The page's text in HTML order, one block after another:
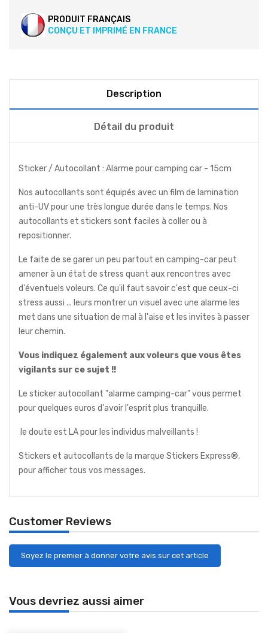
PRODUIT FRANÇAIS
CONÇU ET IMPRIMÉ EN FRANCE
Description
Détail du produit
Sticker / Autocollant : Alarme pour camping car - 15cm
Nos autocollants sont équipés avec un film de lamination
anti-UV pour une très longue durée dans le temps. Nos
autocollants et stickers sont faciles à coller ou à
repositionner.
Le faite de se garer un peu partout en camping-car peut
amener à un état de stress quant aux rencontres avec
d'éventuels voleurs. Ce qu'il faut savoir c'est que ceux-ci
stress aussi ... leurs montrer un visuel avec une alarme les
met dans une situation de mal à l'aise et les invites à passer
leur chemin.
Vous indiquez également aux voleurs que vous êtes
vigilants sur ce sujet !!
Le sticker autocollant "alarme camping-car" vous permet
pour quelques euros d'avoir l'esprit plus tranquille.
le doute est LA pour les individus malveillants !
Stickers et autocollants de la marque Stickers Express®,
pour afficher tous vos messages.
Customer Reviews
Soyez le premier à donner votre avis sur cet article
Vous devriez aussi aimer